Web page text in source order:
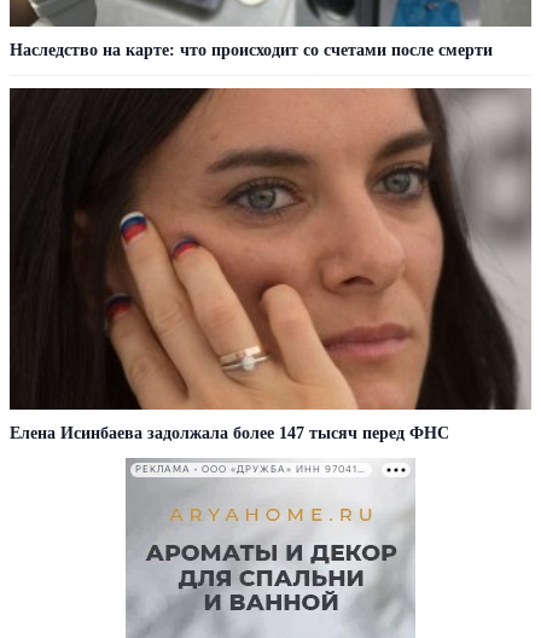
Наследство на карте: что происходит со счетами после смерти
Елена Исинбаева задолжала более 147 тысяч перед ФНС
РЕКЛАМА • ООО «ДРУЖБА» ИНН 9704146411